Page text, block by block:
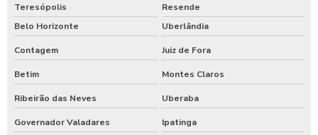
Teresópolis
Resende
Belo Horizonte
Uberlândia
Contagem Juiz de Fora
Betim Montes Claros
Ribeirão das Neves Uberaba
Governador Valadares Ipatinga